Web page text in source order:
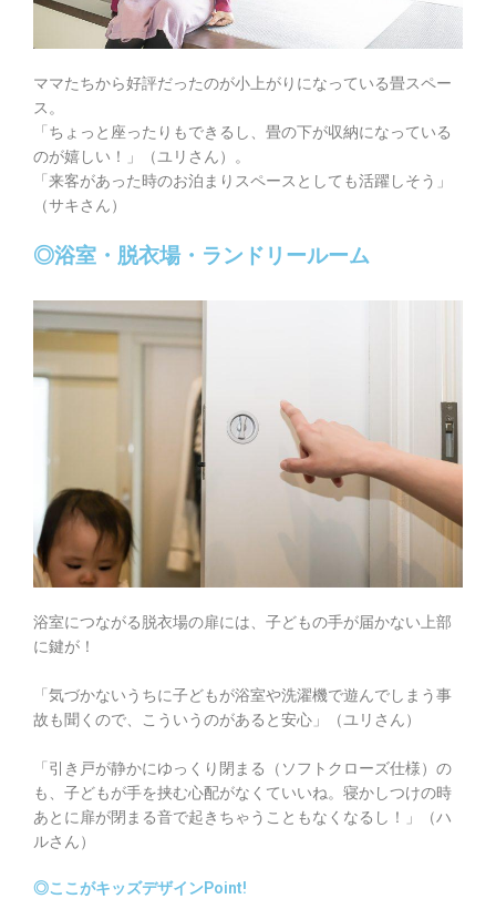
ママたちから好評だったのが小上がりになっている畳スペー
ス。
「ちょっと座ったりもできるし、畳の下が収納になっている
のが嬉しい！」（ユリさん）。
「来客があった時のお泊まりスペースとしても活躍しそう」
（サキさん）
◎浴室・脱衣場・ランドリールーム
浴室につながる脱衣場の扉には、子どもの手が届かない上部
に鍵が！
「気づかないうちに子どもが浴室や洗濯機で遊んでしまう事
故も聞くので、こういうのがあると安心」（ユリさん）
「引き戸が静かにゆっくり閉まる（ソフトクローズ仕様）の
も、子どもが手を挟む心配がなくていいね。寝かしつけの時
あとに扉が閉まる音で起きちゃうこともなくなるし！」（ハ
ルさん）
◎ここがキッズデザインPoint!